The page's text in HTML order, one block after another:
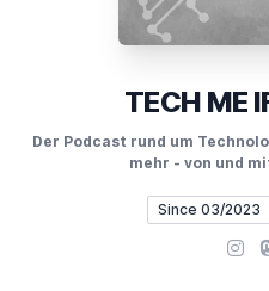
TECH ME
Der Podcast rund um
mehr - von und
Since 03/2023